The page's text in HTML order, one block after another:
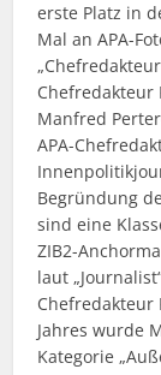
erste Platz in
Mal an APA-
Chefredakteur
Manfred
APA-
Begründung
sind eine
ZIB2-
laut
Chefredakteur
Jahres wurde
Kategorie